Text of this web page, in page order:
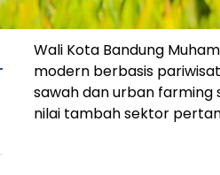
Wali Kota Bandung
modern berbasis
sawah dan urban
nilai tambah sektor